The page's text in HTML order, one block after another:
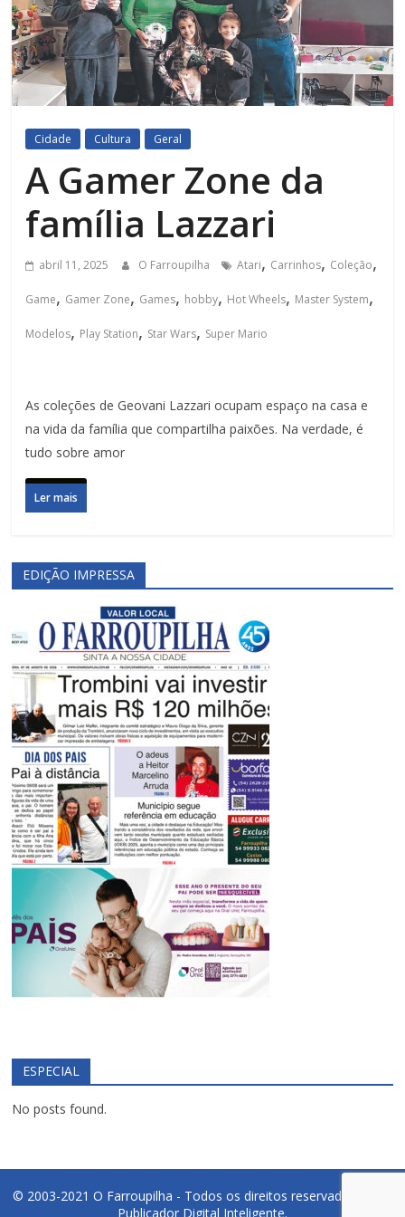
Cidade Cultura Geral
A Gamer Zone da
família Lazzari
abril 11, 2025 O Farroupilha Atari, Carrinhos, Coleção,
Game, Gamer Zone, Games, hobby, Hot Wheels, Master System,
Modelos, Play Station, Star Wars, Super Mario
As coleções de Geovani Lazzari ocupam espaço na casa e
na vida da família que compartilha paixões. Na verdade, é
tudo sobre amor
Ler mais
EDIÇÃO IMPRESSA
ESPECIAL
No posts found.
© 2003-2021 O Farroupilha - Todos os direitos reservados.
Publicador Digital Inteligente.